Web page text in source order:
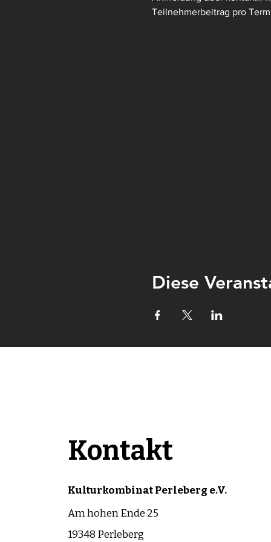
Teilnehmerbeitrag pro
Diese
Kontakt
Kulturkombinat Perleberg e.V.
Am hohen Ende 25
19348 Perleberg